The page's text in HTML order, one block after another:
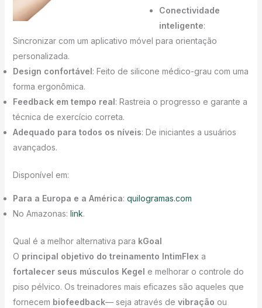
Conectividade
inteligente:
Sincronizar com um aplicativo móvel para orientação
personalizada.
Design confortável: Feito de silicone médico-grau com uma
forma ergonômica.
Feedback em tempo real: Rastreia o progresso e garante a
técnica de exercício correta.
Adequado para todos os níveis: De iniciantes a usuários
avançados.
Disponível em:
Para a Europa e a América: quilogramas.com
No Amazonas: link.
Qual é a melhor alternativa para kGoal
O principal objetivo do treinamento IntimFlex a
fortalecer seus músculos Kegel e melhorar o controle do
piso pélvico. Os treinadores mais eficazes são aqueles que
fornecem biofeedback— seja através de vibração ou